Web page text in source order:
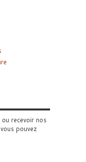
recevoir nos
pouvez